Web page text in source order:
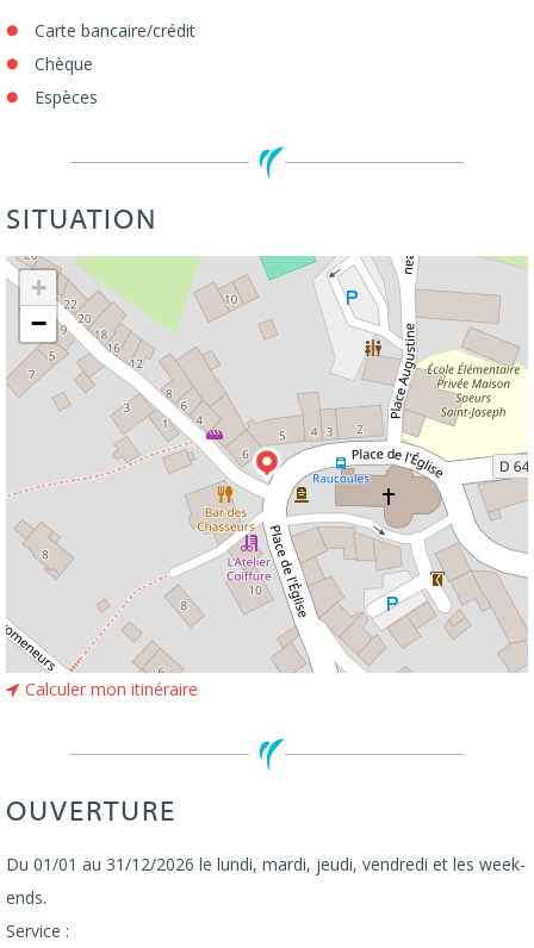
Carte bancaire/crédit
Chèque
Espèces
SITUATION
+
−
Calculer mon itinéraire
OUVERTURE
Du 01/01 au 31/12/2026 le lundi, mardi, jeudi, vendredi et les week-
ends.
Service :